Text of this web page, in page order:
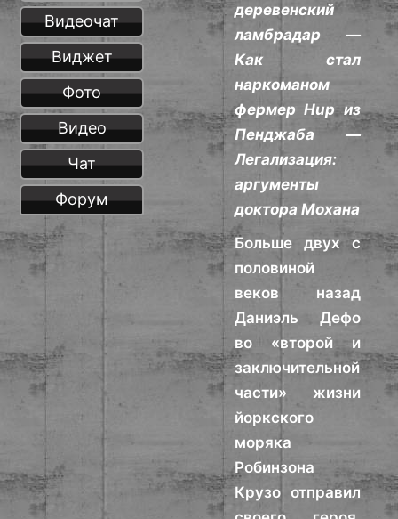
деревенский
ламбрадар —
Как стал
наркоманом
фермер Hup из
Пенджаба —
Легализация:
аргументы
доктора Мохана
Больше двух с
половиной
веков назад
Даниэль Дефо
во «второй и
заключительной
части» жизни
йоркского
моряка
Робинзона
Крузо отправил
Видеочат
Виджет
Фото
Видео
Чат
Форум